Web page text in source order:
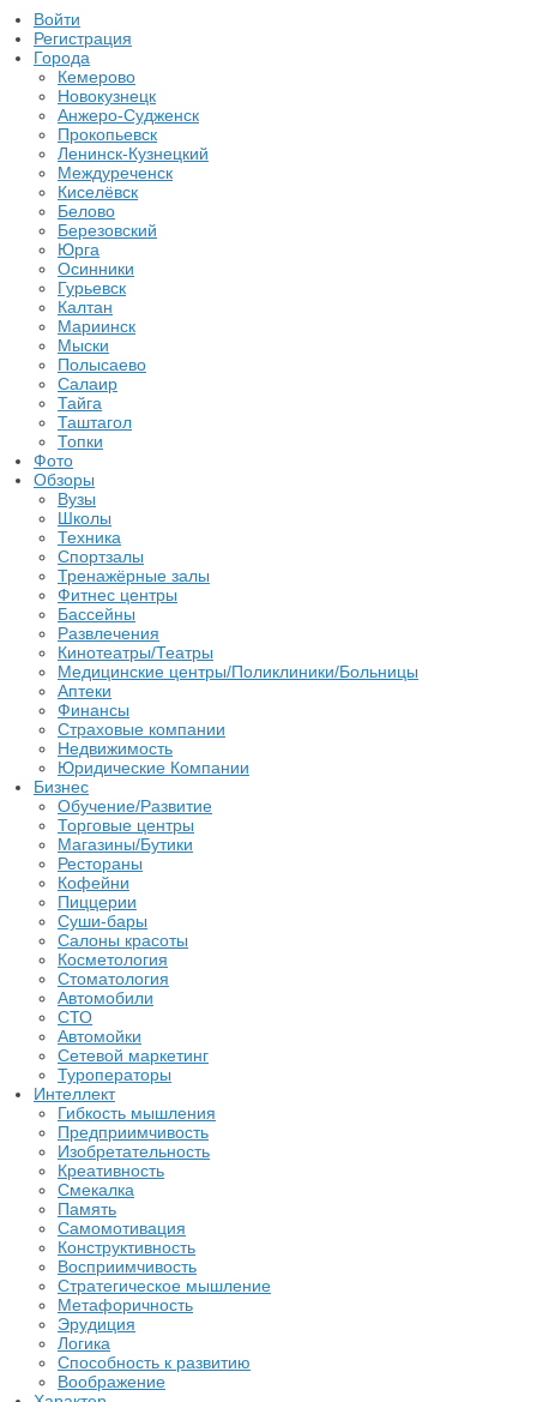
Войти
Регистрация
Города
Кемерово
Новокузнецк
Анжеро-Судженск
Прокопьевск
Ленинск-Кузнецкий
Междуреченск
Киселёвск
Белово
Березовский
Юрга
Осинники
Гурьевск
Калтан
Мариинск
Мыски
Полысаево
Салаир
Тайга
Таштагол
Топки
Фото
Обзоры
Вузы
Школы
Техника
Спортзалы
Тренажёрные залы
Фитнес центры
Бассейны
Развлечения
Кинотеатры/Театры
Медицинские центры/Поликлиники/Больницы
Аптеки
Финансы
Страховые компании
Недвижимость
Юридические Компании
Бизнес
Обучение/Развитие
Торговые центры
Магазины/Бутики
Рестораны
Кофейни
Пиццерии
Суши-бары
Салоны красоты
Косметология
Стоматология
Автомобили
СТО
Автомойки
Сетевой маркетинг
Туроператоры
Интеллект
Гибкость мышления
Предприимчивость
Изобретательность
Креативность
Смекалка
Память
Самомотивация
Конструктивность
Восприимчивость
Стратегическое мышление
Метафоричность
Эрудиция
Логика
Способность к развитию
Воображение